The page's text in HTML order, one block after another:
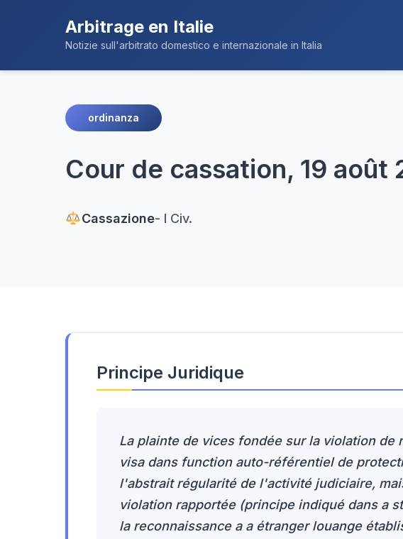
Arbitrage en Italie
Notizie sull'arbitrato domestico e internazionale in Italia
ordinanza
Cour de cassation, 19 août
Cassazione- I Civ.
Principe Juridique
La plainte de vices fondée sur la violation de
visa dans function auto-référentiel de
l'abstrait régularité de l'activité judiciaire,
violation rapportée (principe indiqué dans a
la reconnaissance a a étranger louange